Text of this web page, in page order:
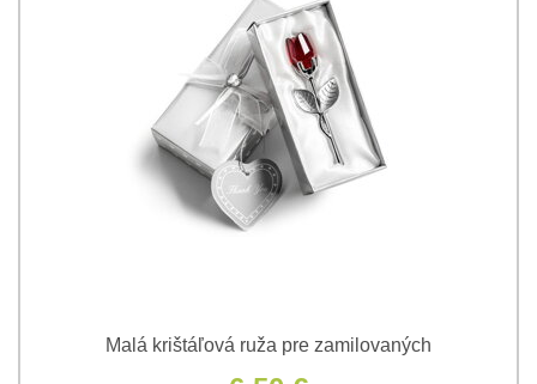
Malá krištáľová ruža pre zamilovaných